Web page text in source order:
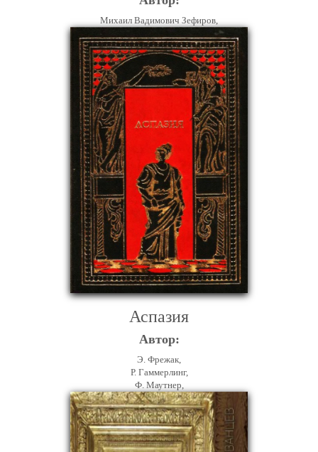
Михаил Вадимович Зефиров,
Аспазия
Автор:
Э. Фрежак,
Р. Гаммерлинг,
Ф. Маутнер,